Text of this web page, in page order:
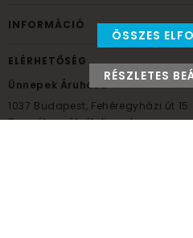
INFORMÁCIÓ
ELÉRHETŐSÉG
Ünnepek Áruháza
1037 Budapest, Fehéregyházi út 15.
Személyes átvételi pont
ÖSSZES
RÉSZLETES